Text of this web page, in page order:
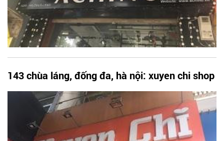
143 chùa láng, đống đa, hà nội: xuyen chi shop